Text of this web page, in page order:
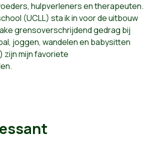
hulpverleners en therapeuten.
(UCLL) sta ik in voor de uitbouw
grensoverschrijdend gedrag bij
joggen, wandelen en babysitten
zijn mijn favoriete